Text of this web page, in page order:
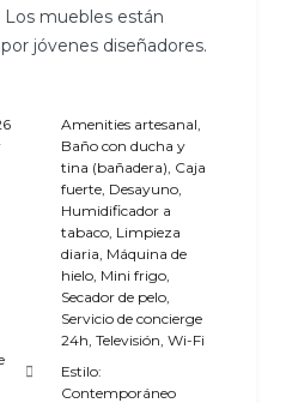
muebles están
jóvenes diseñadores.
Amenities artesanal,
Baño con ducha y
tina (bañadera), Caja
fuerte, Desayuno,
Humidificador a
tabaco, Limpieza
diaria, Máquina de
hielo, Mini frigo,
Secador de pelo,
Servicio de concierge
24h, Televisión, Wi-Fi
Estilo:
Contemporáneo